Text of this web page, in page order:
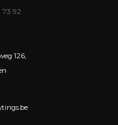
73 92
126,